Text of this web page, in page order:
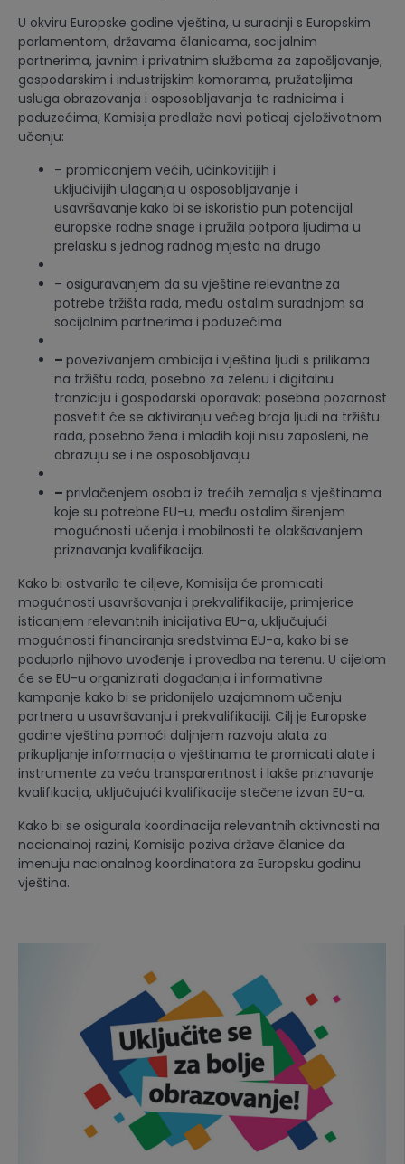
U okviru Europske godine vještina, u suradnji s Europskim
parlamentom, državama članicama, socijalnim
partnerima, javnim i privatnim službama za zapošljavanje,
gospodarskim i industrijskim komorama, pružateljima
usluga obrazovanja i osposobljavanja te radnicima i
poduzećima, Komisija predlaže novi poticaj cjeloživotnom
učenju:
– promicanjem većih, učinkovitijih i
uključivijih ulaganja u osposobljavanje i
usavršavanje kako bi se iskoristio pun potencijal
europske radne snage i pružila potpora ljudima u
prelasku s jednog radnog mjesta na drugo
– osiguravanjem da su vještine relevantne za
potrebe tržišta rada, među ostalim suradnjom sa
socijalnim partnerima i poduzećima
– povezivanjem ambicija i vještina ljudi s prilikama
na tržištu rada, posebno za zelenu i digitalnu
tranziciju i gospodarski oporavak; posebna pozornost
posvetit će se aktiviranju većeg broja ljudi na tržištu
rada, posebno žena i mladih koji nisu zaposleni, ne
obrazuju se i ne osposobljavaju
– privlačenjem osoba iz trećih zemalja s vještinama
koje su potrebne EU-u, među ostalim širenjem
mogućnosti učenja i mobilnosti te olakšavanjem
priznavanja kvalifikacija.
Kako bi ostvarila te ciljeve, Komisija će promicati
mogućnosti usavršavanja i prekvalifikacije, primjerice
isticanjem relevantnih inicijativa EU-a, uključujući
mogućnosti financiranja sredstvima EU-a, kako bi se
poduprlo njihovo uvođenje i provedba na terenu. U cijelom
će se EU-u organizirati događanja i informativne
kampanje kako bi se pridonijelo uzajamnom učenju
partnera u usavršavanju i prekvalifikaciji. Cilj je Europske
godine vještina pomoći daljnjem razvoju alata za
prikupljanje informacija o vještinama te promicati alate i
instrumente za veću transparentnost i lakše priznavanje
kvalifikacija, uključujući kvalifikacije stečene izvan EU-a.
Kako bi se osigurala koordinacija relevantnih aktivnosti na
nacionalnoj razini, Komisija poziva države članice da
imenuju nacionalnog koordinatora za Europsku godinu
vještina.